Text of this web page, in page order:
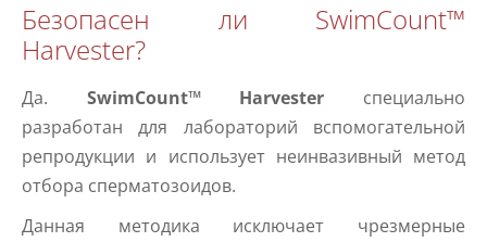
Безопасен ли SwimCount™
Harvester?
Да. SwimCount™ Harvester специально
разработан для лабораторий вспомогательной
репродукции и использует неинвазивный метод
отбора сперматозоидов.
Данная методика исключает чрезмерные